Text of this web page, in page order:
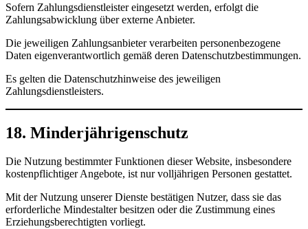
Sofern Zahlungsdienstleister eingesetzt werden, erfolgt die
Zahlungsabwicklung über externe Anbieter.
Die jeweiligen Zahlungsanbieter verarbeiten personenbezogene
Daten eigenverantwortlich gemäß deren Datenschutzbestimmungen.
Es gelten die Datenschutzhinweise des jeweiligen
Zahlungsdienstleisters.
18. Minderjährigenschutz
Die Nutzung bestimmter Funktionen dieser Website, insbesondere
kostenpflichtiger Angebote, ist nur volljährigen Personen gestattet.
Mit der Nutzung unserer Dienste bestätigen Nutzer, dass sie das
erforderliche Mindestalter besitzen oder die Zustimmung eines
Erziehungsberechtigten vorliegt.